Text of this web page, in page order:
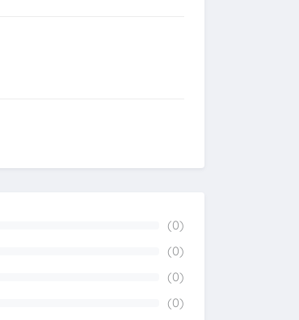
(0)
(0)
(0)
(0)